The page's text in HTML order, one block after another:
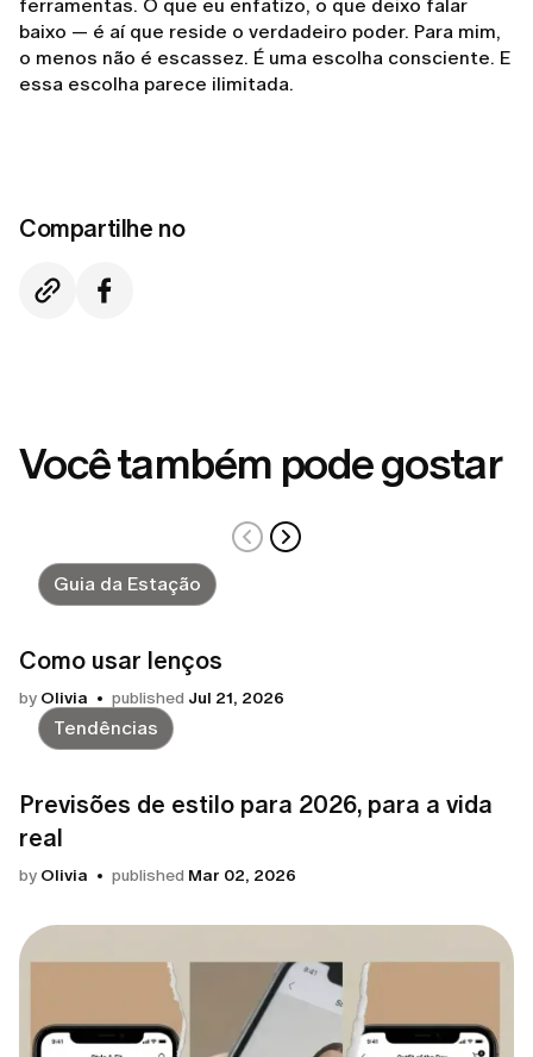
ferramentas. O que eu enfatizo, o que deixo falar
baixo — é aí que reside o verdadeiro poder. Para mim,
o menos não é escassez. É uma escolha consciente. E
essa escolha parece ilimitada.
Compartilhe no
Você também pode gostar
Guia da Estação
Como usar lenços
by Olivia published Jul 21, 2026
Tendências
Previsões de estilo para 2026, para a vida
real
by Olivia published Mar 02, 2026